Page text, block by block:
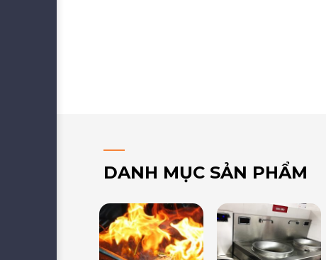
DANH MỤC SẢN PHẨM